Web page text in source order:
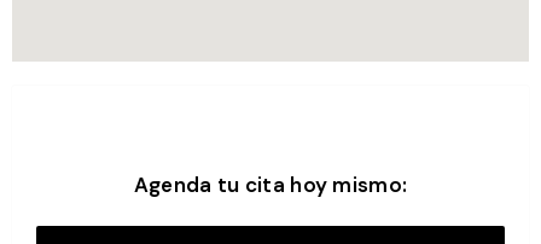
Agenda tu cita hoy mismo: